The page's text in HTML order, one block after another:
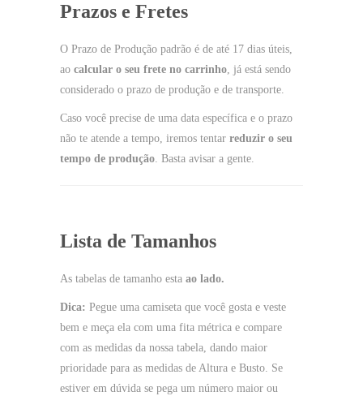
Prazos e Fretes
O Prazo de Produção padrão é de até 17 dias úteis,
ao calcular o seu frete no carrinho, já está sendo
considerado o prazo de produção e de transporte.
Caso você precise de uma data específica e o prazo
não te atende a tempo, iremos tentar reduzir o seu
tempo de produção. Basta avisar a gente.
Lista de Tamanhos
As tabelas de tamanho esta ao lado.
Dica: Pegue uma camiseta que você gosta e veste
bem e meça ela com uma fita métrica e compare
com as medidas da nossa tabela, dando maior
prioridade para as medidas de Altura e Busto. Se
estiver em dúvida se pega um número maior ou